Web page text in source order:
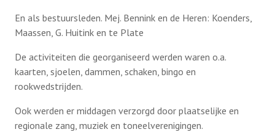
En als bestuursleden. Mej. Bennink en de Heren: Koenders,
Maassen, G. Huitink en te Plate
De activiteiten die georganiseerd werden waren o.a.
kaarten, sjoelen, dammen, schaken, bingo en
rookwedstrijden.
Ook werden er middagen verzorgd door plaatselijke en
regionale zang, muziek en toneelverenigingen.